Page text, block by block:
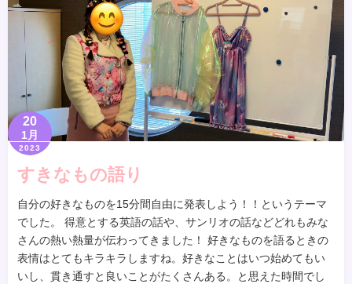
20
1月
2023
すきなもの語り
自分の好きなものを15分間自由に発表しよう！！というテーマ
でした。 得意とする英語の話や、サンリオの話などどれもみな
さんの熱い熱量が伝わってきました！ 好きなものを語るときの
表情はとてもキラキラしますね。好きなことはいつ始めてもい
いし、貫き通すと良いことがたくさんある。と思えた時間でし